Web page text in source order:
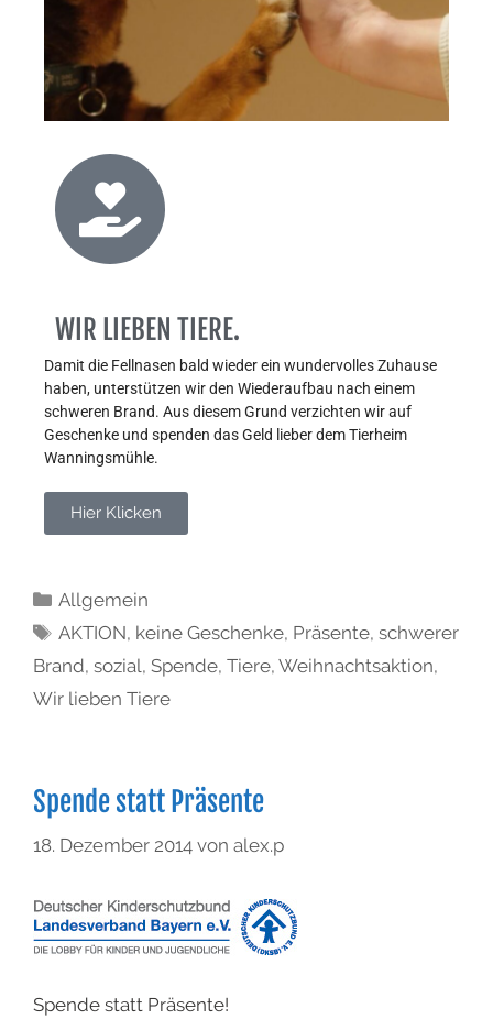
WIR LIEBEN TIERE.
Damit die Fellnasen bald wieder ein wundervolles Zuhause
haben, unterstützen wir den Wiederaufbau nach einem
schweren Brand. Aus diesem Grund verzichten wir auf
Geschenke und spenden das Geld lieber dem Tierheim
Wanningsmühle.
Hier Klicken
Allgemein
AKTION, keine Geschenke, Präsente,schwerer
Brand, sozial, Spende, Tiere, Weihnachtsaktion,
Wir lieben Tiere
Spende statt Präsente
18. Dezember 2014 von alex.p
Spende statt Präsente!